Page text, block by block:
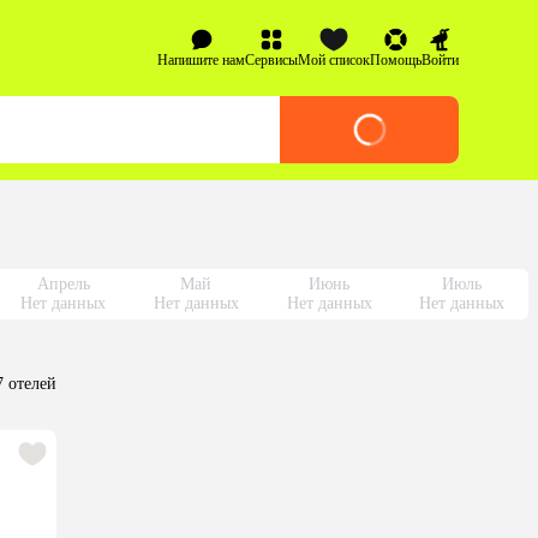
Напишите намСервисыМой списокПомощьВойти
Апрель
Нет данных
Май
Нет данных
Июнь
Нет данных
Июль
Нет данных
отелей